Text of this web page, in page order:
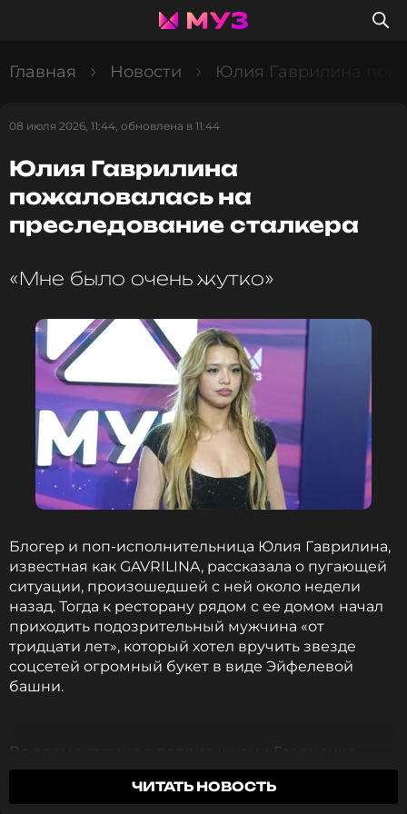
Главная Новости Юлия Гаврилина
08 июля 2026, 11:44, обновлена в 11:44
Юлия Гаврилина
пожаловалась на
преследование сталкера
«Мне было очень жутко»
Блогер и поп-исполнительница Юлия Гаврилина,
известная как GAVRILINA, рассказала о пугающей
ситуации, произошедшей с ней около недели
назад. Тогда к ресторану рядом с ее домом начал
приходить подозрительный мужчина «от
тридцати лет», который хотел вручить звезде
соцсетей огромный букет в виде Эйфелевой
башни.
Во время стрима с подписчиками Гаврилина
уточнила, что незнакомец появлялся четыре дня
подряд и проводил в ресторане по три часа.
ЧИТАТЬ НОВОСТЬ